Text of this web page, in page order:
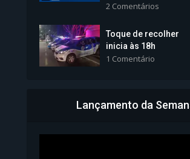
1.101 Modos de exibição
Bahia inicia emissão
2 Comentários
Toque de recolher
inicia às 18h
1 Comentário
Lançamento da